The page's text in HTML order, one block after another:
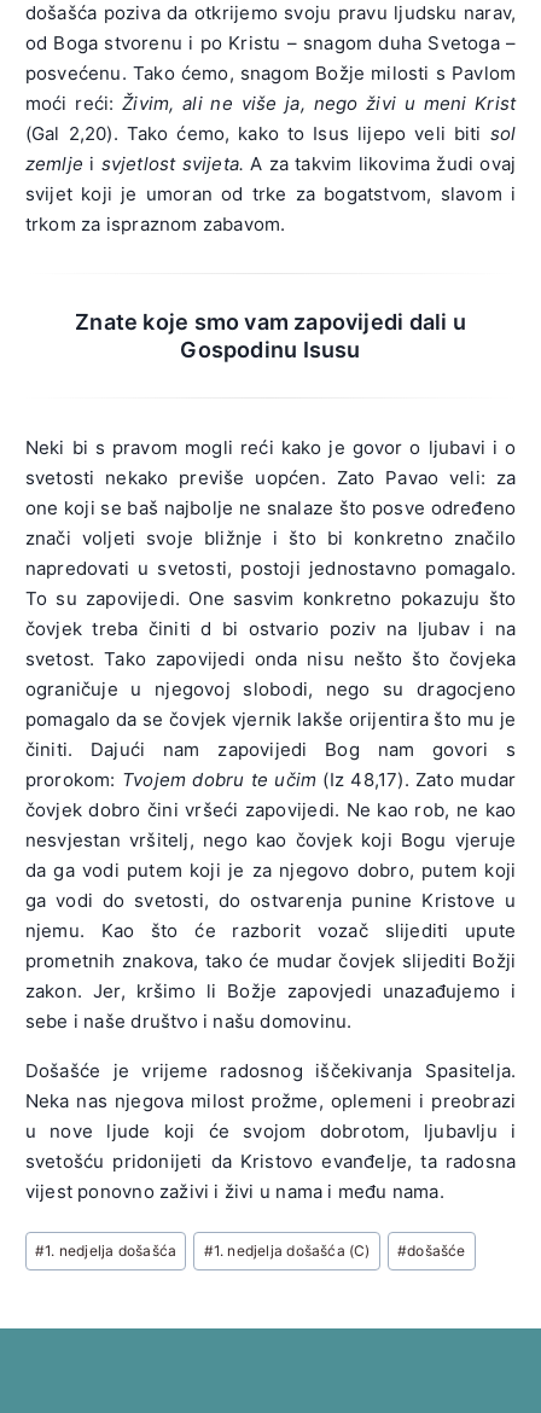
došašća poziva da otkrijemo svoju pravu ljudsku narav,
od Boga stvorenu i po Kristu – snagom duha Svetoga –
posvećenu. Tako ćemo, snagom Božje milosti s Pavlom
moći reći:Živim, ali ne više ja, nego živi u meni Krist
(Gal 2,20). Tako ćemo, kako to Isus lijepo veli biti sol
zemlje i svjetlost svijeta. A za takvim likovima žudi ovaj
svijet koji je umoran od trke za bogatstvom, slavom i
trkom za ispraznom zabavom.
Znate koje smo vam zapovijedi dali u
Gospodinu Isusu
Neki bi s pravom mogli reći kako je govor o ljubavi i o
svetosti nekako previše uopćen. Zato Pavao veli: za
one koji se baš najbolje ne snalaze što posve određeno
znači voljeti svoje bližnje i što bi konkretno značilo
napredovati u svetosti, postoji jednostavno pomagalo.
To su zapovijedi. One sasvim konkretno pokazuju što
čovjek treba činiti d bi ostvario poziv na ljubav i na
svetost. Tako zapovijedi onda nisu nešto što čovjeka
ograničuje u njegovoj slobodi, nego su dragocjeno
pomagalo da se čovjek vjernik lakše orijentira što mu je
činiti. Dajući nam zapovijedi Bog nam govori s
prorokom: Tvojem dobru te učim (Iz 48,17). Zato mudar
čovjek dobro čini vršeći zapovijedi. Ne kao rob, ne kao
nesvjestan vršitelj, nego kao čovjek koji Bogu vjeruje
da ga vodi putem koji je za njegovo dobro, putem koji
ga vodi do svetosti, do ostvarenja punine Kristove u
njemu. Kao što će razborit vozač slijediti upute
prometnih znakova, tako će mudar čovjek slijediti Božji
zakon. Jer, kršimo li Božje zapovjedi unazađujemo i
sebe i naše društvo i našu domovinu.
Došašće je vrijeme radosnog iščekivanja Spasitelja.
Neka nas njegova milost prožme, oplemeni i preobrazi
u nove ljude koji će svojom dobrotom, ljubavlju i
svetošću pridonijeti da Kristovo evanđelje, ta radosna
vijest ponovno zaživi i živi u nama i među nama.
Post
Tags:
#1. nedjelja došašća #1. nedjelja došašća (C) #došašće